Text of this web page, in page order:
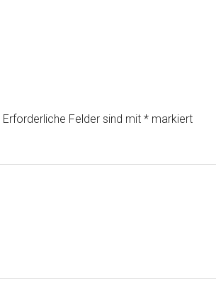
Erforderliche Felder sind mit * markiert